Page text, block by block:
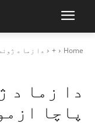
Home
+ دا زما د
دا زما د
پاچا